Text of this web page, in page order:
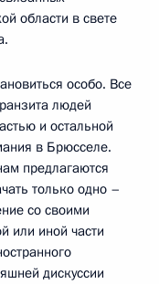
области в свете
особо. Все
людей
и остальной
в Брюсселе.
предлагаются
только одно –
со своими
или иной части
дискуссии